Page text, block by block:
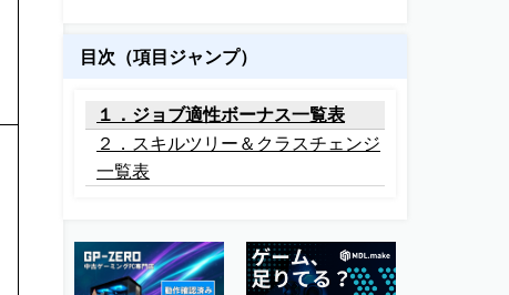
目次（項目ジャンプ）
１．ジョブ適性ボーナス一覧表
２．スキルツリー＆クラスチェンジ
一覧表